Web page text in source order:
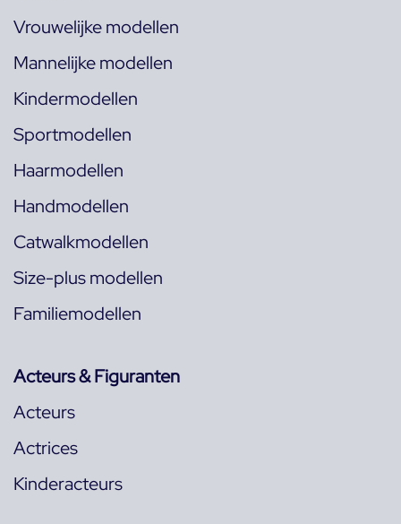
Vrouwelijke modellen
Mannelijke modellen
Kindermodellen
Sportmodellen
Haarmodellen
Handmodellen
Catwalkmodellen
Size-plus modellen
Familiemodellen
Acteurs & Figuranten
Acteurs
Actrices
Kinderacteurs